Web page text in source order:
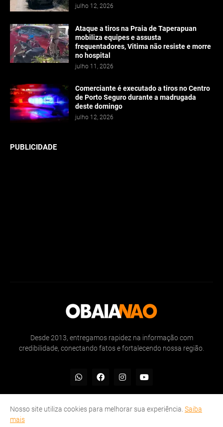
julho 12, 2026
Ataque a tiros na Praia de Taperapuan
mobiliza equipes e assusta
frequentadores, Vitima não resiste e morre
no hospital
julho 11, 2026
Comerciante é executado a tiros no Centro
de Porto Seguro durante a madrugada
deste domingo
julho 12, 2026
PUBLICIDADE
Desde 2013, entregamos rapidez na informação com
credibilidade, conectando fatos e fortalecendo nossa região.
Inicio
Nosso site utiliza cookies para melhorar sua experiência. Saiba
mais